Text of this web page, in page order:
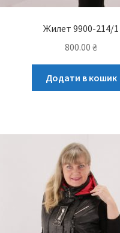
Жилет 9900-214/1
800.00 ₴
Додати в кошик